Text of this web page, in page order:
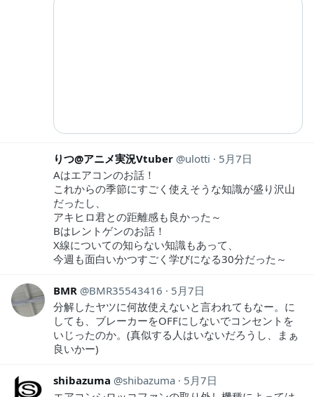
りつ@アニメ実況Vtuber ulotti
5月7日
Aはエアコンのお話！
これからの季節にすごく使えそうな知識が盛り沢山
だったし、
アキヒロ君との距離感も良かった～
Bはレントゲンのお話！
X線についての知らない知識もあって、
今週も面白いかつすごく学びになる30分だった～
BMR BMR35543416
5月7日
分解したヤツに何故使えないと言われてもなー。に
しても、ブレーカーをOFFにしないでコンセントを
いじったのか。(真似する人はいないだろうし、まぁ
良いかー)
shibazuma shibazuma
5月7日